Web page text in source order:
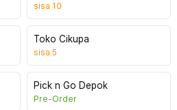
sisa 10
Toko Cikupa
sisa 5
Pick n Go Depok
Pre-Order